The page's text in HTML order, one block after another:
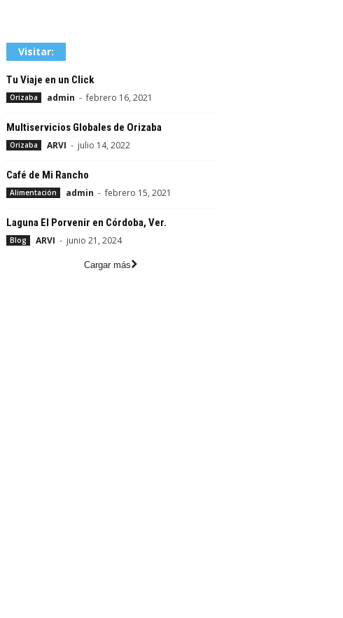
Visitar:
Tu Viaje en un Click
Orizaba admin - febrero 16, 2021
Multiservicios Globales de Orizaba
Orizaba ARVI - julio 14, 2022
Café de Mi Rancho
Alimentación admin - febrero 15, 2021
Laguna El Porvenir en Córdoba, Ver.
Blog ARVI - junio 21, 2024
Cargar más